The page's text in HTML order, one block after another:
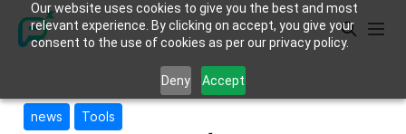
Our website uses cookies to give you the best and most
relevant experience. By clicking on accept, you give your
consent to the use of cookies as per our privacy policy.
Deny Accept
news Tools